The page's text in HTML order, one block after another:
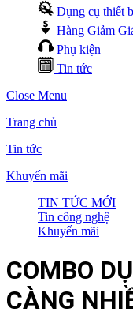
Dụng cụ thiết
Hàng Giảm
Phụ kiện
Tin tức
Close Menu
Trang chủ
Tin tức
Khuyến mãi
TIN TỨC MỚI
Tin công nghệ
Khuyến mãi
COMBO
CÀNG